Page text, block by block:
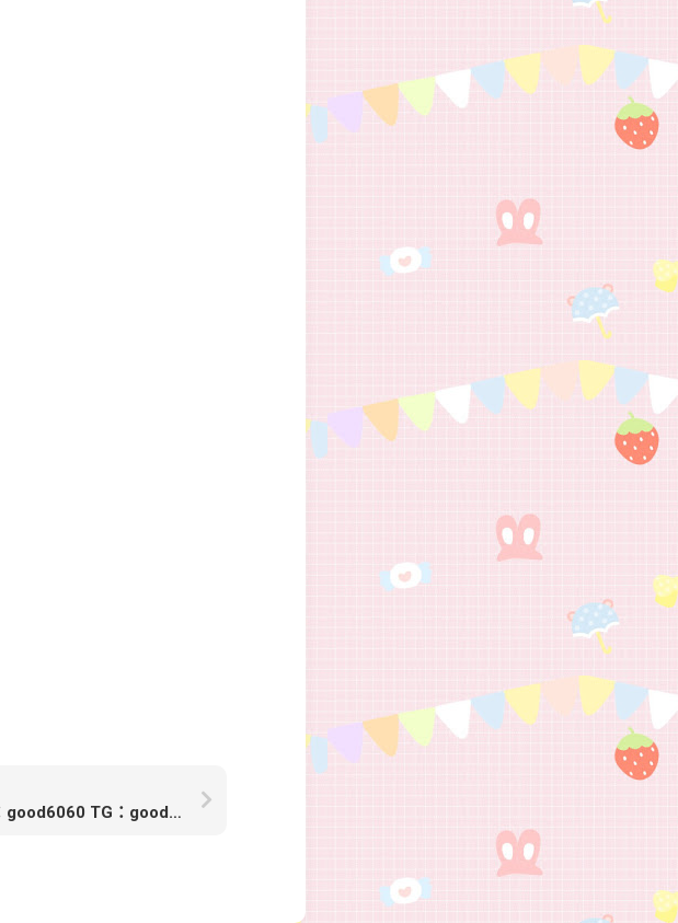
彰化外送茶+Gleezy：good6060 TG：good6060【茶茶-4000】 163cm/Dcup/25歲/48kg 實習小護士